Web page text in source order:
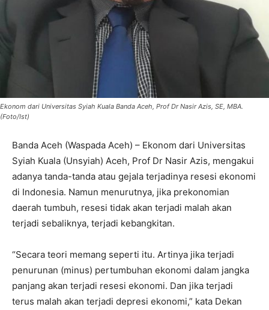
Ekonom dari Universitas Syiah Kuala Banda Aceh, Prof Dr Nasir Azis, SE, MBA.
(Foto/Ist)
Banda Aceh (Waspada Aceh) – Ekonom dari Universitas
Syiah Kuala (Unsyiah) Aceh, Prof Dr Nasir Azis, mengakui
adanya tanda-tanda atau gejala terjadinya resesi ekonomi
di Indonesia. Namun menurutnya, jika prekonomian
daerah tumbuh, resesi tidak akan terjadi malah akan
terjadi sebaliknya, terjadi kebangkitan.
“Secara teori memang seperti itu. Artinya jika terjadi
penurunan (minus) pertumbuhan ekonomi dalam jangka
panjang akan terjadi resesi ekonomi. Dan jika terjadi
terus malah akan terjadi depresi ekonomi,” kata Dekan